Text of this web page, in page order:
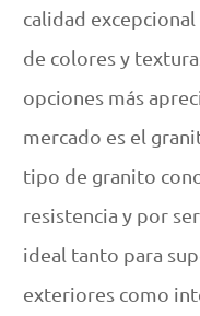
calidad
de colores y
opciones más
mercado es el
tipo de granito
resistencia y por
ideal tanto para
exteriores como